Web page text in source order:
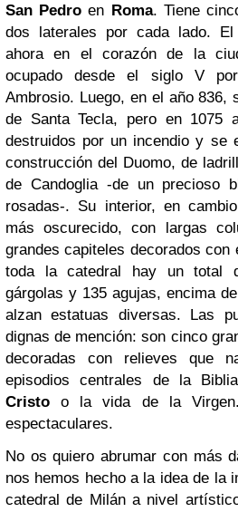
San Pedro en Roma. Tiene
dos laterales por cada lado.
ahora en el corazón de la
ocupado desde el siglo V
Ambrosio. Luego, en el año 836,
de Santa Tecla, pero en 1075
destruidos por un incendio y se
construcción del Duomo, de
de Candoglia -de un precioso
rosadas-. Su interior, en
más oscurecido, con largas
grandes capiteles decorados con
toda la catedral hay un total
gárgolas y 135 agujas, encima
alzan estatuas diversas. Las
dignas de mención: son cinco
decoradas con relieves que
episodios centrales de la
Cristo o la vida de la Virgen.
espectaculares.
No os quiero abrumar con más
nos hemos hecho a la idea de la
catedral de Milán a nivel